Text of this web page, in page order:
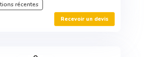
récentes
Recevoir un devis